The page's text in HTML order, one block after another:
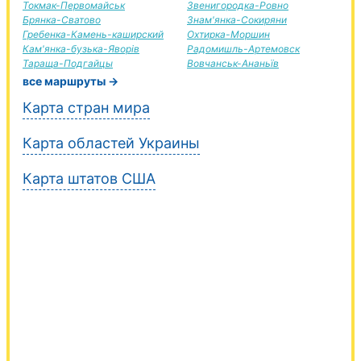
Токмак-Первомайськ
Брянка-Сватово
Гребенка-Камень-каширский
Кам'янка-бузька-Яворів
Тараща-Подгайцы
Звенигородка-Ровно
Знам'янка-Сокиряни
Охтирка-Моршин
Радомишль-Артемовск
Вовчанськ-Ананьїв
все маршруты →
Карта стран мира
Карта областей Украины
Карта штатов США